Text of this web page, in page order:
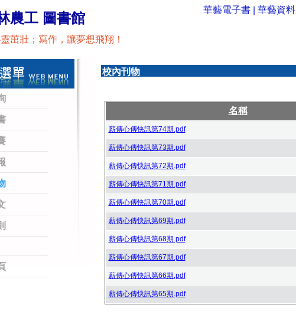
華藝電子書| 華藝資
農工 圖書館
茁壯；寫作，讓夢想飛翔！
校內刊物
名稱
薪傳心傳快訊第74期.pdf
薪傳心傳快訊第73期.pdf
薪傳心傳快訊第72期.pdf
薪傳心傳快訊第71期.pdf
薪傳心傳快訊第70期.pdf
薪傳心傳快訊第69期.pdf
薪傳心傳快訊第68期.pdf
薪傳心傳快訊第67期.pdf
薪傳心傳快訊第66期.pdf
薪傳心傳快訊第65期.pdf